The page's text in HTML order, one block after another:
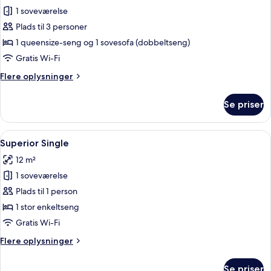
af
Deluxe
Studio
Double
1 soveværelse
Plads til 3 personer
1 queensize-seng og 1 sovesofa (dobbeltseng)
Gratis Wi-Fi
Flere oplysninger
Flere
Studio
Double
Se priser
Indlæs
alle
billeder
af
Superior
Single
Et hotelværelse med seng, stol, lille
4
Superior Single
12 m²
1 soveværelse
Plads til 1 person
1 stor enkeltseng
Gratis Wi-Fi
Flere oplysninger
Flere